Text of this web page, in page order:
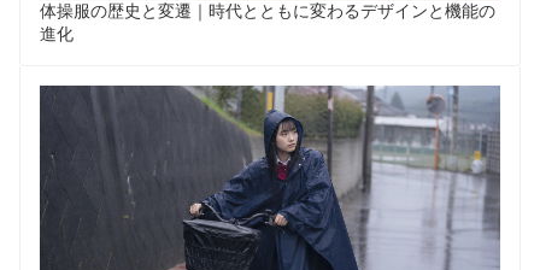
体操服の歴史と変遷｜時代とともに変わるデザインと機能の
進化